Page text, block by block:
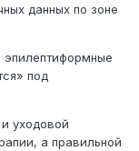
данных по зоне
под
и уходовой
а правильной